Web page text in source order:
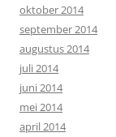
oktober 2014
september 2014
augustus 2014
juli 2014
juni 2014
mei 2014
april 2014